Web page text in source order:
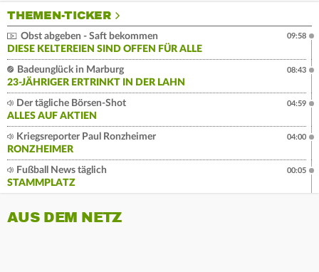
THEMEN-TICKER
Obst abgeben - Saft bekommen
DIESE KELTEREIEN SIND OFFEN FÜR ALLE
09:58
Badeunglück in Marburg
23-JÄHRIGER ERTRINKT IN DER LAHN
08:43
Der tägliche Börsen-Shot
ALLES AUF AKTIEN
04:59
Kriegsreporter Paul Ronzheimer
RONZHEIMER
04:00
Fußball News täglich
STAMMPLATZ
00:05
AUS DEM NETZ